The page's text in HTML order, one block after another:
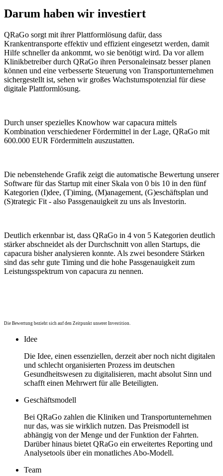
Darum haben wir investiert
QRaGo sorgt mit ihrer Plattformlösung dafür, dass
Krankentransporte effektiv und effizient eingesetzt werden, damit
Hilfe schneller da ankommt, wo sie benötigt wird. Da vor allem
Klinikbetreiber durch QRaGo ihren Personaleinsatz besser planen
können und eine verbesserte Steuerung von Transportunternehmen
sichergestellt ist, sehen wir großes Wachstumspotenzial für diese
digitale Plattformlösung.
Durch unser spezielles Knowhow war capacura mittels
Kombination verschiedener Fördermittel in der Lage, QRaGo mit
600.000 EUR Fördermitteln auszustatten.
Die nebenstehende Grafik zeigt die automatische Bewertung unserer
Software für das Startup mit einer Skala von 0 bis 10 in den fünf
Kategorien (I)dee, (T)iming, (M)anagement, (G)eschäftsplan und
(S)trategic Fit - also Passgenauigkeit zu uns als Investorin.
Deutlich erkennbar ist, dass QRaGo in 4 von 5 Kategorien deutlich
stärker abschneidet als der Durchschnitt von allen Startups, die
capacura bisher analysieren konnte. Als zwei besondere Stärken
sind das sehr gute Timing und die hohe Passgenauigkeit zum
Leistungsspektrum von capacura zu nennen.
Die Bewertung bezieht sich auf den Zeitpunkt unserer Investition.
Idee
Die Idee, einen essenziellen, derzeit aber noch nicht digitalen
und schlecht organisierten Prozess im deutschen
Gesundheitswesen zu digitalisieren, macht absolut Sinn und
schafft einen Mehrwert für alle Beteiligten.
Geschäftsmodell
Bei QRaGo zahlen die Kliniken und Transportunternehmen
nur das, was sie wirklich nutzen. Das Preismodell ist
abhängig von der Menge und der Funktion der Fahrten.
Darüber hinaus bietet QRaGo ein erweitertes Reporting und
Analysetools über ein monatliches Abo-Modell.
Team